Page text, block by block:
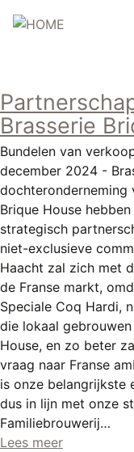
en
gaan
Topmenu
Brasserie
Bundelen van
december 2024 -
dochteronderneming
Brique House
strategisch
niet-exclusieve
Haacht zal zich met
de Franse markt,
Speciale Coq Hardi,
die lokaal
House, en zo beter
vraag naar Franse
is onze belangrijkste
dus in lijn met onze
Familiebrouwerij…
Lees meer